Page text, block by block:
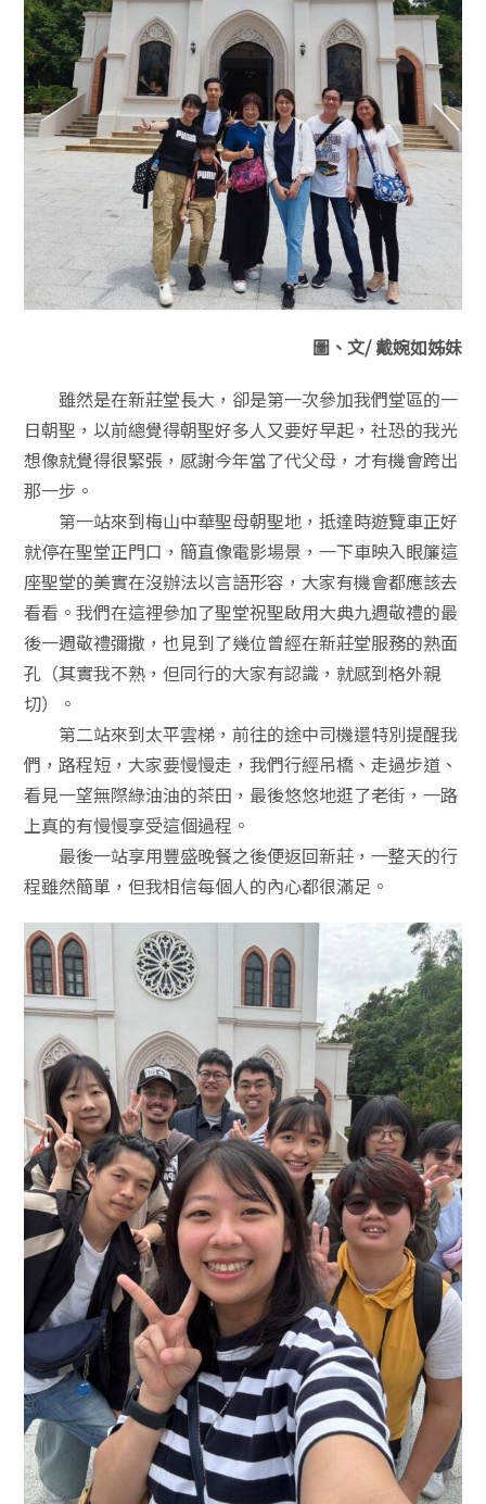
圖、文/ 戴婉如姊妹
雖然是在新莊堂長大，卻是第一次參加我們堂區的一
日朝聖，以前總覺得朝聖好多人又要好早起，社恐的我光
想像就覺得很緊張，感謝今年當了代父母，才有機會跨出
那一步。
第一站來到梅山中華聖母朝聖地，抵達時遊覽車正好
就停在聖堂正門口，簡直像電影場景，一下車映入眼簾這
座聖堂的美實在沒辦法以言語形容，大家有機會都應該去
看看。我們在這裡參加了聖堂祝聖啟用大典九週敬禮的最
後一週敬禮彌撒，也見到了幾位曾經在新莊堂服務的熟面
孔（其實我不熟，但同行的大家有認識，就感到格外親
切）。
第二站來到太平雲梯，前往的途中司機還特別提醒我
們，路程短，大家要慢慢走，我們行經吊橋、走過步道、
看見一望無際綠油油的茶田，最後悠悠地逛了老街，一路
上真的有慢慢享受這個過程。
最後一站享用豐盛晚餐之後便返回新莊，一整天的行
程雖然簡單，但我相信每個人的內心都很滿足。